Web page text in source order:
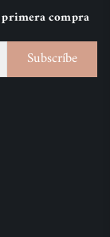
primera compra
Subscríbe